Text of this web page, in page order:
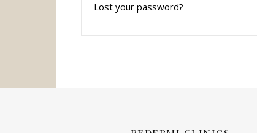
Lost your password?